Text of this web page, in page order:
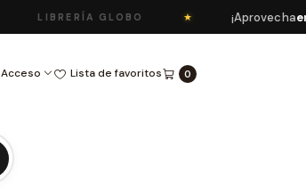
LIBRERÍA GLOBO ¡Aprovechaenvío
Acceso Lista de favoritos 0